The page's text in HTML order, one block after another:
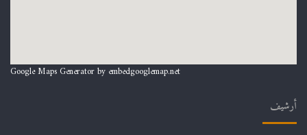
Google Maps Generator by embedgooglemap.net
أرشيف